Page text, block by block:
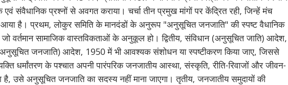
एवं संवैधानिक प्रश्नों से अवगत कराया। चर्चा तीन प्रमुख मांगों पर केंद्रित रही, जिन्हें मंच
आया है। प्रथम, लोकुर समिति के मानदंडों के अनुरूप "अनुसूचित जनजाति" की स्पष्ट वैधानिक
जो वर्तमान सामाजिक वास्तविकताओं के अनुकूल हो। द्वितीय, संविधान (अनुसूचित जाति) आदेश,
जनजाति) आदेश, 1950 में भी आवश्यक संशोधन या स्पष्टीकरण किया जाए, जिससे
धर्मांतरण के पश्चात अपनी पारंपरिक जनजातीय आस्था, संस्कृति, रीति-रिवाजों और जीवन-
है, उसे अनुसूचित जनजाति का सदस्य नहीं माना जाएगा। तृतीय, जनजातीय समुदायों की